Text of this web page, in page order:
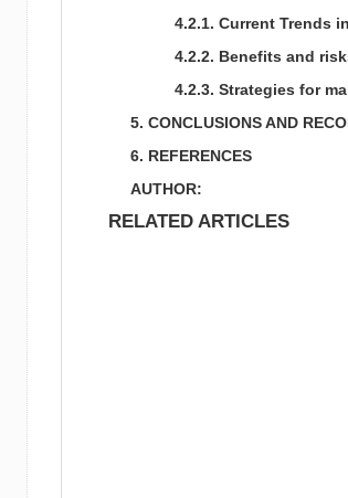
4.2.1. Current Trends
4.2.2. Benefits and
4.2.3. Strategies for
5. CONCLUSIONS AND
6. REFERENCES
AUTHOR:
RELATED ARTICLES